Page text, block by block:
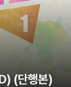
(단행본)